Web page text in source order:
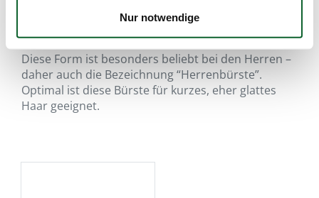
Nur notwendige
besonders bei Herren sehr beliebt…
Diese Form ist besonders beliebt bei den Herren –
daher auch die Bezeichnung “Herrenbürste”.
Optimal ist diese Bürste für kurzes, eher glattes
Haar geeignet.